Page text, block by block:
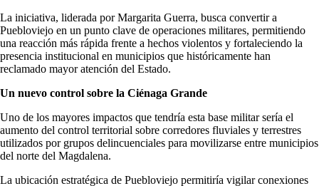
La iniciativa, liderada por Margarita Guerra, busca convertir a
Puebloviejo en un punto clave de operaciones militares, permitiendo
una reacción más rápida frente a hechos violentos y fortaleciendo la
presencia institucional en municipios que históricamente han
reclamado mayor atención del Estado.
Un nuevo control sobre la Ciénaga Grande
Uno de los mayores impactos que tendría esta base militar sería el
aumento del control territorial sobre corredores fluviales y terrestres
utilizados por grupos delincuenciales para movilizarse entre municipios
del norte del Magdalena.
La ubicación estratégica de Puebloviejo permitiría vigilar conexiones